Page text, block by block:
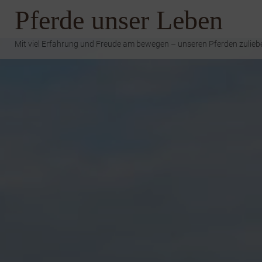
Inhalt
springen
Pferde unser Leben
Mit viel Erfahrung und Freude am bewegen – unseren Pferden